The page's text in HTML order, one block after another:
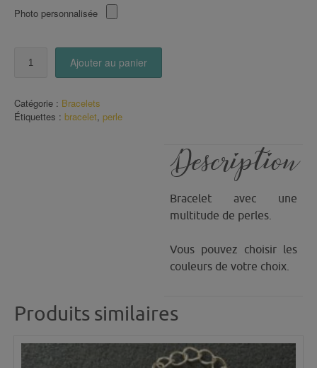
Photo personnalisée
Cube
(5)
Ajouter au panier
Catégorie : Bracelets
Étiquettes : bracelet, perle
Description
Bracelet avec une
multitude de perles.
Vous pouvez choisir les
couleurs de votre choix.
Produits similaires